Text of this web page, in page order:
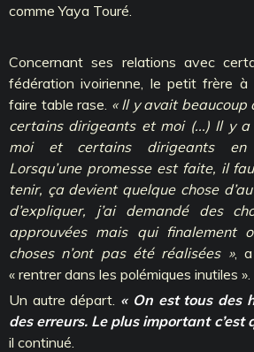
comme Yaya Touré.
Concernant ses relations avec
fédération ivoirienne, le petit frère
faire table rase. « Il y avait
certains dirigeants et moi (...) Il y
moi et certains dirigeants en
Lorsqu’une promesse est faite, il
tenir, ça devient quelque chose
d’expliquer, j’ai demandé des
approuvées mais qui finalement
choses n’ont pas été réalisées »,
« rentrer dans les polémiques inutiles ».
Un autre départ. « On est tous des
des erreurs. Le plus important c’est
il continué.